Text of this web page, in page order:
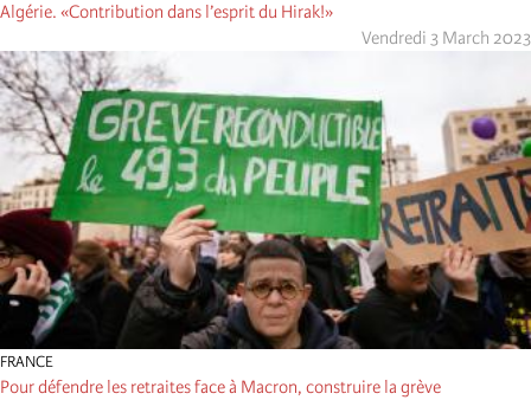
Algérie. «Contribution dans l’esprit du Hirak!»
Vendredi 3 March 2023
FRANCE
Pour défendre les retraites face à Macron, construire la grève